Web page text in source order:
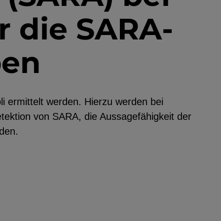
die SARA­
ermittelt werden. Hierzu werden bei
von SARA, die Aussagefähigkeit der